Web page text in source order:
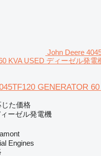
John Deere
KVA USED ディーゼル発電
GENERATOR
た価格
ーゼル発電機
Engines